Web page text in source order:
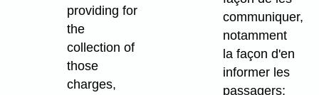
providing for
the
collection of
those
charges,
communiquer,
notamment
la façon d'en
informer les
passagers;